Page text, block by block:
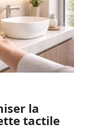
la
tactile